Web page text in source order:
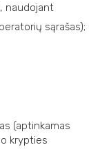
naudojant
sąrašas);
(aptinkamas
krypties